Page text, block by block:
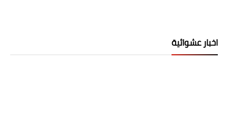
اخبار عشوائية